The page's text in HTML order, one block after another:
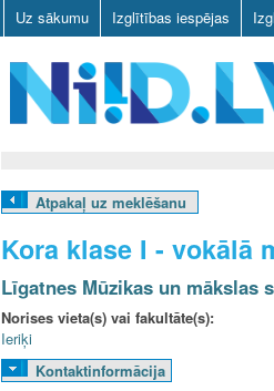
Uz sākumu Izglītības iespējas
D
L
Atpakaļ uz meklēšanu
Kora klase I - vokālā
Līgatnes Mūzikas un mākslas
Norises vieta(s) vai fakultāte(s):
Ieriķi
Kontaktinformācija